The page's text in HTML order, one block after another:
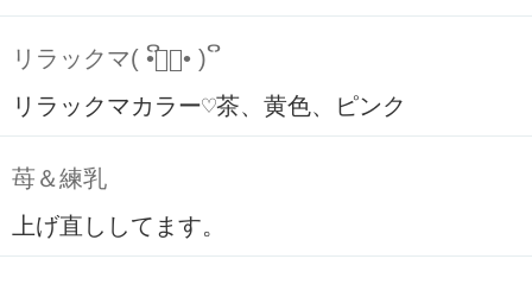
リラックマ( ິ•ᆺ⃘• )ິ
リラックマカラー♡茶、黄色、ピンク
苺＆練乳
上げ直ししてます。